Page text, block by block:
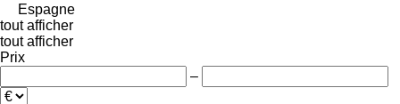
Espagne
tout afficher
tout afficher
Prix
–